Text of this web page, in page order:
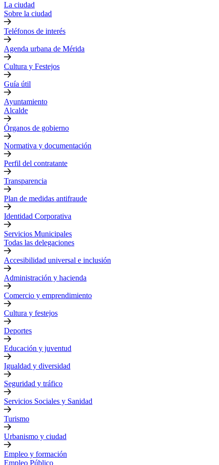
La ciudad
Sobre la ciudad
Teléfonos de interés
Agenda urbana de Mérida
Cultura y Festejos
Guía útil
Ayuntamiento
Alcalde
Órganos de gobierno
Normativa y documentación
Perfil del contratante
Transparencia
Plan de medidas antifraude
Identidad Corporativa
Servicios Municipales
Todas las delegaciones
Accesibilidad universal e inclusión
Administración y hacienda
Comercio y emprendimiento
Cultura y festejos
Deportes
Educación y juventud
Igualdad y diversidad
Seguridad y tráfico
Servicios Sociales y Sanidad
Turismo
Urbanismo y ciudad
Empleo y formación
Empleo Público